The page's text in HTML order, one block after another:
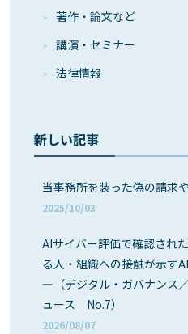
著作・論⽂など
講演・セミナー
法律情報
新しい記事
当事務所を装った偽の請求
2025/10/03
AIサイバー評価で確認され
る人・組織への接触が示す
―（デジタル・ガバナンス
ュース No.7）
2026/08/07